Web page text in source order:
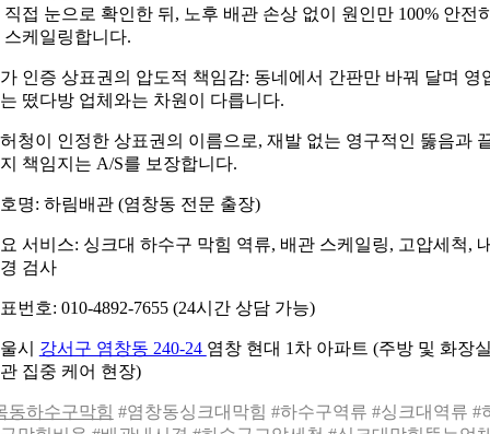
직접 눈으로 확인한 뒤, 노후 배관 손상 없이 원인만 100% 안전
스케일링합니다.
인증 상표권의 압도적 책임감: 동네에서 간판만 바꿔 달며 영
떴다방 업체와는 차원이 다릅니다.
청이 인정한 상표권의 이름으로, 재발 없는 영구적인 뚫음과
책임지는 A/S를 보장합니다.
명: 하림배관 (염창동 전문 출장)
서비스: 싱크대 하수구 막힘 역류, 배관 스케일링, 고압세척,
검사
번호: 010-4892-7655 (24시간 상담 가능)
시 강서구 염창동 240-24 염창 현대 1차 아파트 (주방 및 화장
집중 케어 현장)
동하수구막힘 #염창동싱크대막힘 #하수구역류 #싱크대역류 #